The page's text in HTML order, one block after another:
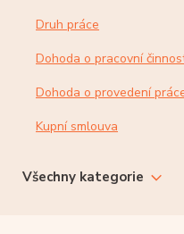
Druh práce
Dohoda o pracovní
Dohoda o provedení
Kupní smlouva
Všechny kategorie